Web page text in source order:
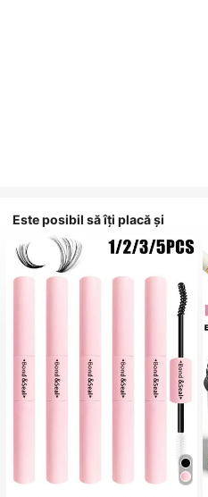
Este posibil să îți placă și